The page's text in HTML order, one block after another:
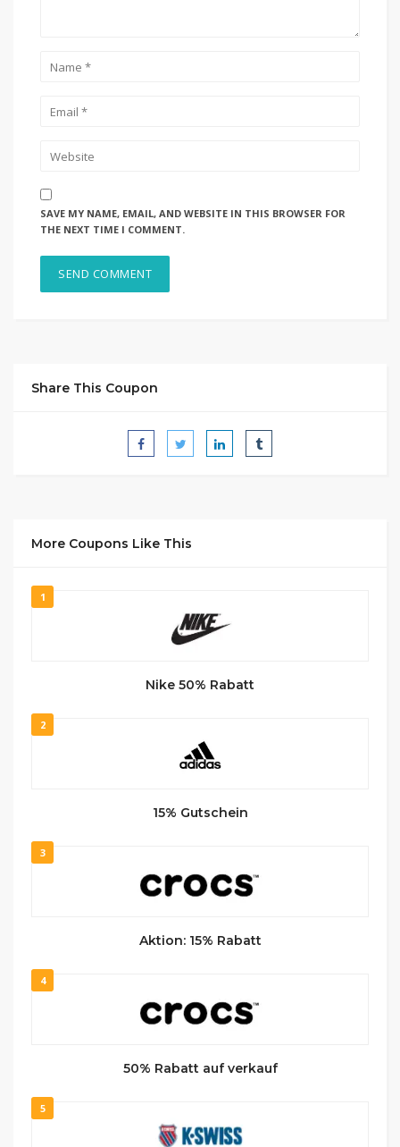
SAVE MY NAME, EMAIL, AND WEBSITE IN THIS BROWSER FOR
THE NEXT TIME I COMMENT.
Share This Coupon
More Coupons Like This
1
Nike 50% Rabatt
2
15% Gutschein
3
Aktion: 15% Rabatt
4
50% Rabatt auf verkauf
5